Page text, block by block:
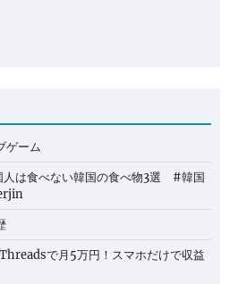
ゲーム
人は食べない韓国の食べ物3選 #韓国
で月5万円！スマホだけで収益